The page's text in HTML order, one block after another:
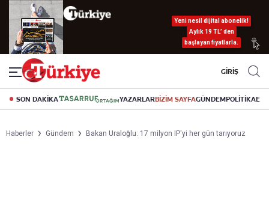
Yeni nesil dijital abonelik!
Aylık 19 TL’ den
başlayan fiyatlarla.
GİRİŞ
SON DAKİKA YAZARLARBİZİM SAYFAGÜNDEMPOLİTİKA
Haberler Gündem Bakan Uraloğlu: 17 milyon IP'yi her gün tarıyoruz